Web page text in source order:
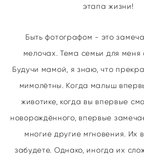
этапа жизни!
Быть фотографом - это
мелочах. Тема семьи для меня
Будучи мамой, я знаю, что
мимолётны. Когда малыш
животике, когда вы впервые
новорождённого, впервые
многие другие мгновения. Их
забудете. Однако, иногда их